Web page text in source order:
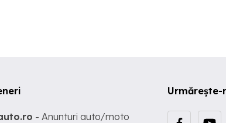
Urmărește-
- Anunturi auto/moto